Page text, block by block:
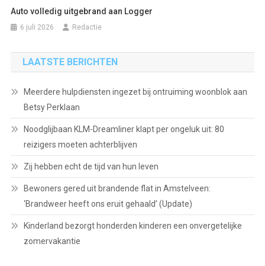
Auto volledig uitgebrand aan Logger
6 juli 2026 Redactie
LAATSTE BERICHTEN
Meerdere hulpdiensten ingezet bij ontruiming woonblok aan
Betsy Perklaan
Noodglijbaan KLM-Dreamliner klapt per ongeluk uit: 80
reizigers moeten achterblijven
Zij hebben echt de tijd van hun leven
Bewoners gered uit brandende flat in Amstelveen:
‘Brandweer heeft ons eruit gehaald’ (Update)
Kinderland bezorgt honderden kinderen een onvergetelijke
zomervakantie